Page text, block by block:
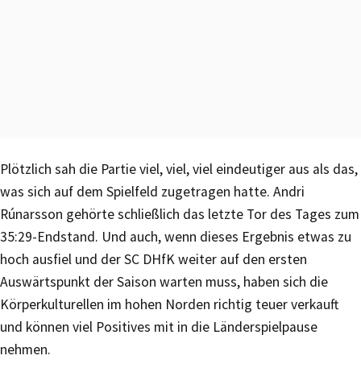
Plötzlich sah die Partie viel, viel, viel eindeutiger aus als das,
was sich auf dem Spielfeld zugetragen hatte. Andri
Rúnarsson gehörte schließlich das letzte Tor des Tages zum
35:29-Endstand. Und auch, wenn dieses Ergebnis etwas zu
hoch ausfiel und der SC DHfK weiter auf den ersten
Auswärtspunkt der Saison warten muss, haben sich die
Körperkulturellen im hohen Norden richtig teuer verkauft
und können viel Positives mit in die Länderspielpause
nehmen.